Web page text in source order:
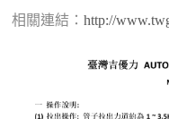
相關連結： http://